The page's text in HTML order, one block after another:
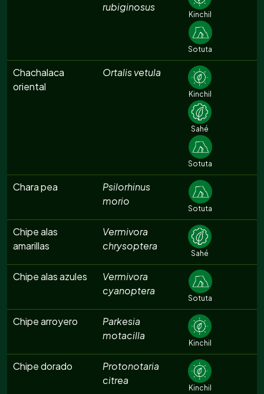
rubiginosus
Kinchil
Sotuta
Chachalaca
oriental
Ortalis vetula
Kinchil
Sahé
Sotuta
Chara pea
Psilorhinus
morio
Sotuta
Chipe alas
amarillas
Vermivora
chrysoptera
Sahé
Chipe alas azules
Vermivora
cyanoptera
Sotuta
Chipe arroyero
Parkesia
motacilla
Kinchil
Chipe dorado
Protonotaria
citrea
Kinchil